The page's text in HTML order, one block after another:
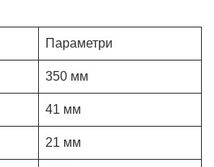
Параметри
350 мм
41 мм
21 мм